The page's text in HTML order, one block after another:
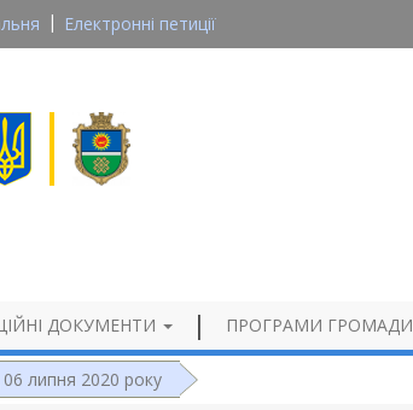
Електронні петиції
ДОКУМЕНТИ ПРОГРАМИ ГРОМАДИ
липня 2020 року